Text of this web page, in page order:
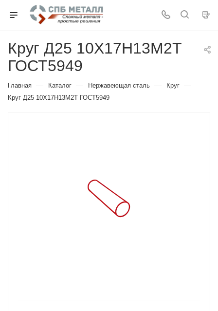
Круг Д25 10Х17Н13М2Т
ГОСТ5949
Главная — Каталог — Нержавеющая сталь — Круг —
Круг Д25 10Х17Н13М2Т ГОСТ5949